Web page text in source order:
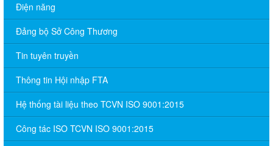
Điện năng
Đảng bộ Sở Công Thương
Tin tuyên truyền
Thông tin Hội nhập FTA
Hệ thống tài liệu theo TCVN ISO 9001:2015
Công tác ISO TCVN ISO 9001:2015